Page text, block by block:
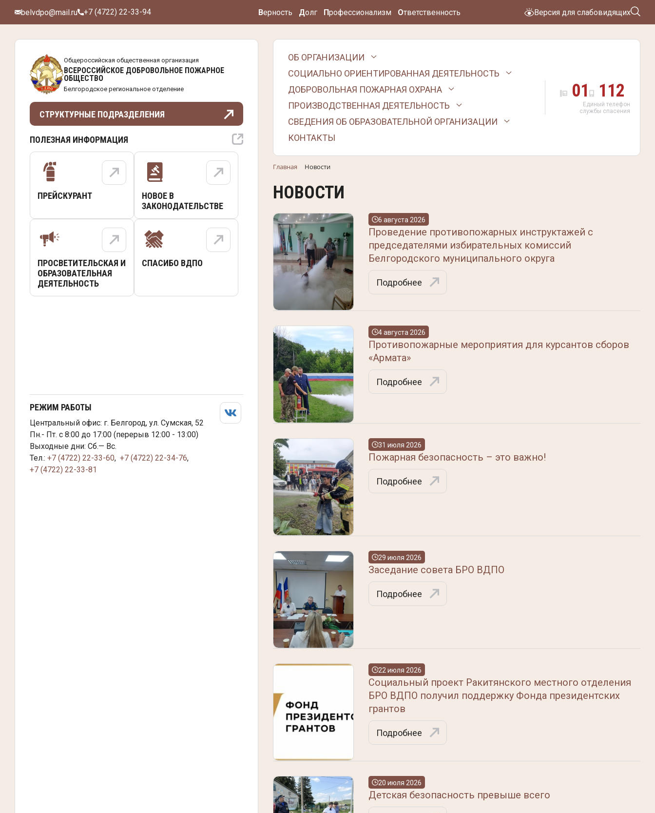
belvdpo@mail.ru +7 (4722) 22-33-94 Верность Долг Профессионализм Ответственность Версия для слабовидящих
Общероссийская общественная организация
ВСЕРОССИЙСКОЕ ДОБРОВОЛЬНОЕ ПОЖАРНОЕ
ОБЩЕСТВО
Белгородское региональное отделение
СТРУКТУРНЫЕ ПОДРАЗДЕЛЕНИЯ
ПОЛЕЗНАЯ ИНФОРМАЦИЯ
ПРЕЙСКУРАНТ
НОВОЕ В
ЗАКОНОДАТЕЛЬСТВЕ
ПРОСВЕТИТЕЛЬСКАЯ И
ОБРАЗОВАТЕЛЬНАЯ
ДЕЯТЕЛЬНОСТЬ
СПАСИБО ВДПО
РЕЖИМ РАБОТЫ
Центральный офис: г. Белгород, ул. Сумская, 52
Пн.- Пт. с 8:00 до 17:00 (перерыв 12:00 - 13:00)
Выходные дни: Сб.— Вс.
Тел.: +7 (4722) 22-33-60, +7 (4722) 22-34-76,
+7 (4722) 22-33-81
ОБ ОРГАНИЗАЦИИ
СОЦИАЛЬНО ОРИЕНТИРОВАННАЯ ДЕЯТЕЛЬНОСТЬ
ДОБРОВОЛЬНАЯ ПОЖАРНАЯ ОХРАНА
ПРОИЗВОДСТВЕННАЯ ДЕЯТЕЛЬНОСТЬ
СВЕДЕНИЯ ОБ ОБРАЗОВАТЕЛЬНОЙ ОРГАНИЗАЦИИ
КОНТАКТЫ
01 112
Единый телефон
службы спасения
Главная Новости
НОВОСТИ
6 августа 2026
Проведение противопожарных инструктажей с
председателями избирательных комиссий
Белгородского муниципального округа
Подробнее
4 августа 2026
Противопожарные мероприятия для курсантов сборов
«Армата»
Подробнее
31 июля 2026
Пожарная безопасность – это важно!
Подробнее
29 июля 2026
Заседание совета БРО ВДПО
Подробнее
22 июля 2026
Социальный проект Ракитянского местного отделения
БРО ВДПО получил поддержку Фонда президентских
грантов
Подробнее
20 июля 2026
Детская безопасность превыше всего